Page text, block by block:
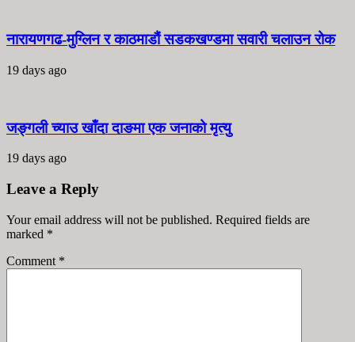
नारायणगढ-मुग्लिन र काठमाडौं सडकखण्डमा सवारी चलाउन रोक
19 days ago
जङ्गली च्याउ खाँदा दाङमा एक जनाको मृत्यु
19 days ago
Leave a Reply
Your email address will not be published. Required fields are
marked *
Comment *